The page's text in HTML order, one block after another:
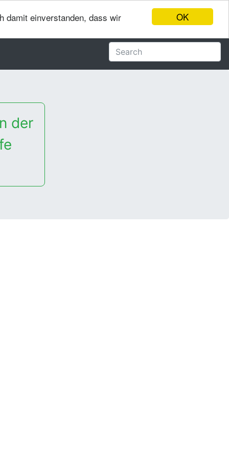
OK
damit einverstanden, dass wir
der